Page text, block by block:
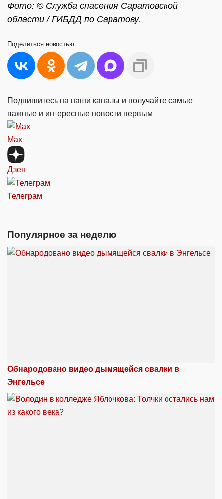
Фото: © Служба спасения Саратовской
области /ГИБДД по Саратову.
Поделиться новостью:
Подпишитесь на наши каналы и получайте самые
важные и интересные новости первым
Max
Дзен
Телеграм
Популярное за неделю
Обнародовано видео дымящейся свалки в
Энгельсе